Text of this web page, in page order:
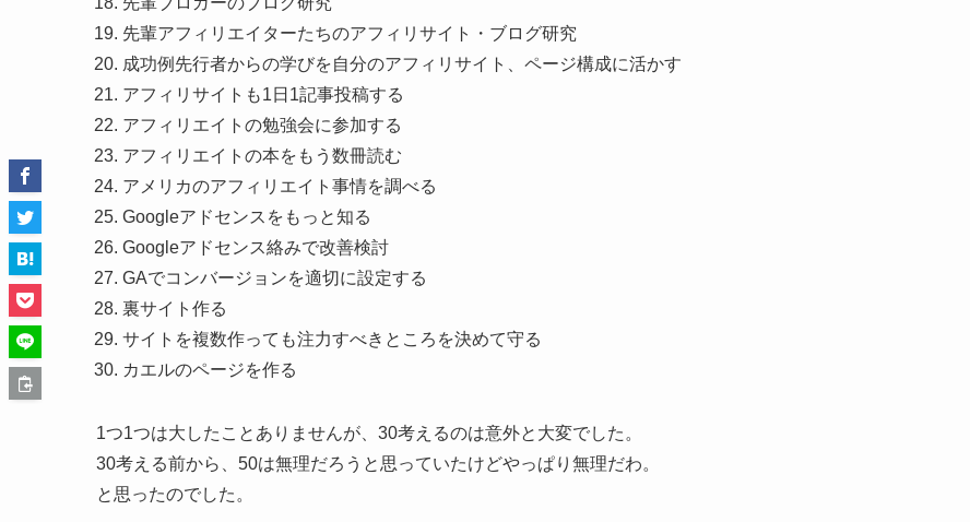
先輩アフィリエイターたちのアフィリサイト・ブログ研究
成功例先行者からの学びを自分のアフィリサイト、ページ構成に活かす
アフィリサイトも1日1記事投稿する
アフィリエイトの勉強会に参加する
アフィリエイトの本をもう数冊読む
アメリカのアフィリエイト事情を調べる
Googleアドセンスをもっと知る
Googleアドセンス絡みで改善検討
GAでコンバージョンを適切に設定する
裏サイト作る
サイトを複数作っても注力すべきところを決めて守る
カエルのページを作る
1つ1つは大したことありませんが、30考えるのは意外と大変でした。
30考える前から、50は無理だろうと思っていたけどやっぱり無理だわ。
と思ったのでした。